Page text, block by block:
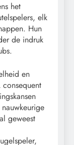
het
elk
Hun
de indruk
en
geweest